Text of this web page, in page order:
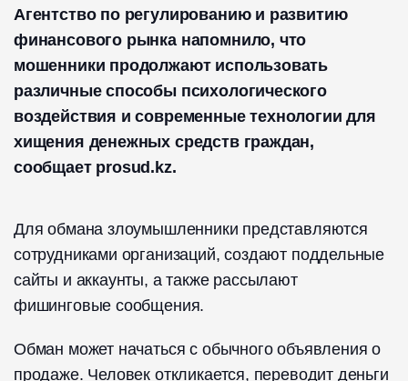
Агентство по регулированию и развитию
финансового рынка напомнило, что
мошенники продолжают использовать
различные способы психологического
воздействия и современные технологии для
хищения денежных средств граждан,
сообщает prosud.kz.
Для обмана злоумышленники представляются
сотрудниками организаций, создают поддельные
сайты и аккаунты, а также рассылают
фишинговые сообщения.
Обман может начаться с обычного объявления о
продаже. Человек откликается, переводит деньги